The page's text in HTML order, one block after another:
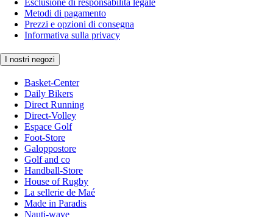
Metodi di pagamento
Prezzi e opzioni di consegna
Informativa sulla privacy
I nostri negozi
Basket-Center
Daily Bikers
Direct Running
Direct-Volley
Espace Golf
Foot-Store
Galoppostore
Golf and co
Handball-Store
House of Rugby
La sellerie de Maé
Made in Paradis
Nauti-wave